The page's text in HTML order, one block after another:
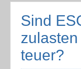
Sind
teuer?